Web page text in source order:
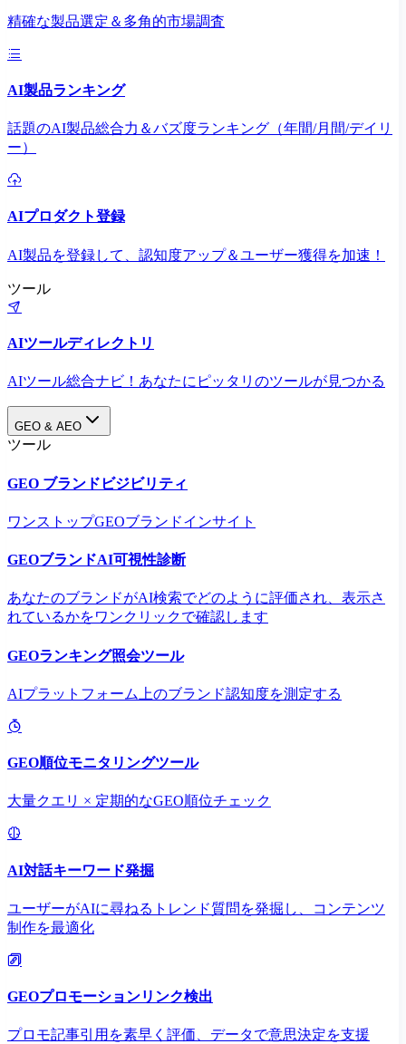
精確な製品選定＆多角的市場調査
AI製品ランキング
話題のAI製品総合力＆バズ度ランキング（年間/月間/デイリ
ー）
AIプロダクト登録
AI製品を登録して、認知度アップ＆ユーザー獲得を加速！
ツール
AIツールディレクトリ
AIツール総合ナビ！あなたにピッタリのツールが見つかる
GEO & AEO
ツール
GEO ブランドビジビリティ
ワンストップGEOブランドインサイト
GEOブランドAI可視性診断
あなたのブランドがAI検索でどのように評価され、表示さ
れているかをワンクリックで確認します
GEOランキング照会ツール
AIプラットフォーム上のブランド認知度を測定する
GEO順位モニタリングツール
大量クエリ × 定期的なGEO順位チェック
AI対話キーワード発掘
ユーザーがAIに尋ねるトレンド質問を発掘し、コンテンツ
制作を最適化
GEOプロモーションリンク検出
プロモ記事引用を素早く評価、データで意思決定を支援